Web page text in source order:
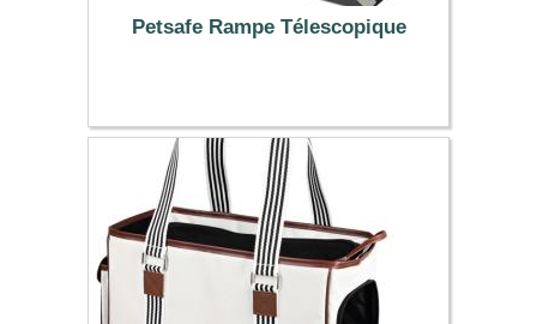
Petsafe Rampe Télescopique
149.99 €